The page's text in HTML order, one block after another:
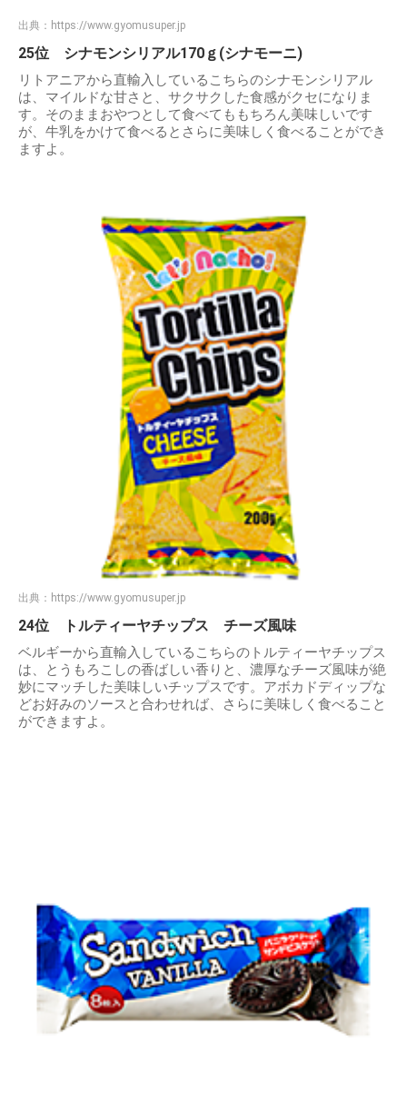
出典： https://www.gyomusuper.jp
25位 シナモンシリアル170ｇ(シナモーニ)
リトアニアから直輸入しているこちらのシナモンシリアル
は、マイルドな甘さと、サクサクした食感がクセになりま
す。そのままおやつとして食べてももちろん美味しいです
が、牛乳をかけて食べるとさらに美味しく食べることができ
ますよ。
出典： https://www.gyomusuper.jp
24位 トルティーヤチップス チーズ風味
ベルギーから直輸入しているこちらのトルティーヤチップス
は、とうもろこしの香ばしい香りと、濃厚なチーズ風味が絶
妙にマッチした美味しいチップスです。アボカドディップな
どお好みのソースと合わせれば、さらに美味しく食べること
ができますよ。